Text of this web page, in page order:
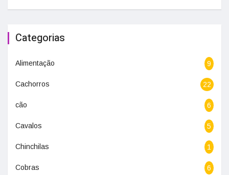
Categorias
Alimentação 9
Cachorros 22
cão 6
Cavalos 5
Chinchilas 1
Cobras 6